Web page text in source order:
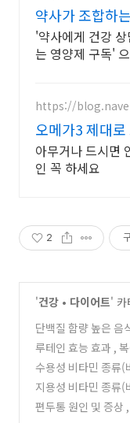
약사가 조합하
맞춤형 영양제.
'약사에게 건강
https://
오메가3 제대
방치하시면 큰
아무거나 드시면
인 꼭 하세요
2
'건강 • 다이어트' 카
단백질 함량 높은 음
루테인 효능 효과 ,
수용성 비타민 종류
법
(1)
지용성 비타민 종류(
복용법
(0)
편두통 원인 및 증상